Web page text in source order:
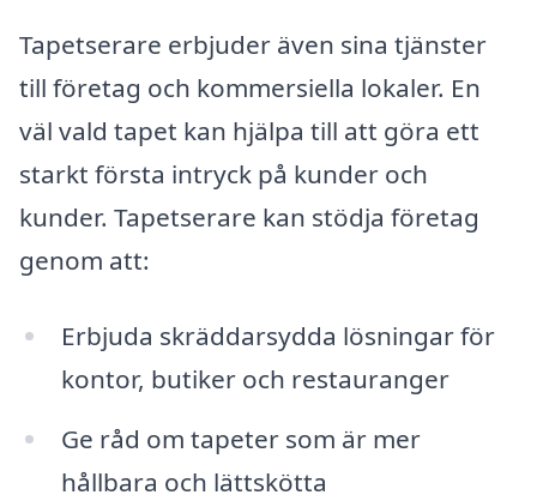
Tapetserare erbjuder även sina tjänster
till företag och kommersiella lokaler. En
väl vald tapet kan hjälpa till att göra ett
starkt första intryck på kunder och
kunder. Tapetserare kan stödja företag
genom att:
Erbjuda skräddarsydda lösningar för
kontor, butiker och restauranger
Ge råd om tapeter som är mer
hållbara och lättskötta